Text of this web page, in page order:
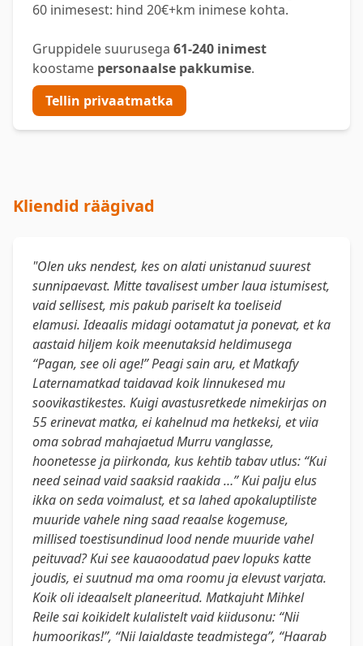
Kliendid räägivad
"Olen uks nendest, kes on alati unistanud suurest
sunnipaevast. Mitte tavalisest umber laua istumisest,
vaid sellisest, mis pakub pariselt ka toeliseid
elamusi. Ideaalis midagi ootamatut ja ponevat, et ka
aastaid hiljem koik meenutaksid heldimusega
“Pagan, see oli age!” Peagi sain aru, et Matkafy
Laternamatkad taidavad koik linnukesed mu
soovikastikestes. Kuigi avastusretkede nimekirjas on
55 erinevat matka, ei kahelnud ma hetkeksi, et viia
oma sobrad mahajaetud Murru vanglasse,
hoonetesse ja piirkonda, kus kehtib tabav utlus: “Kui
need seinad vaid saaksid raakida …” Kui palju elus
ikka on seda voimalust, et sa lahed apokaluptiliste
muuride vahele ning saad reaalse kogemuse,
millised toestisundinud lood nende muuride vahel
peituvad? Kui see kauaoodatud paev lopuks katte
joudis, ei suutnud ma oma roomu ja elevust varjata.
Koik oli ideaalselt planeeritud. Matkajuht Mihkel
Reile sai koikidelt kulalistelt vaid kiidusonu: “Nii
humoorikas!”, “Nii laialdaste teadmistega”, “Haarab
60 inimesest: hind 20€+km inimese kohta.
Gruppidele suurusega 61-240 inimest
koostame personaalse pakkumise.
Tellin privaatmatka